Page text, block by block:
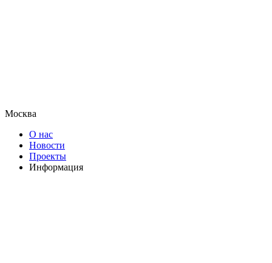
Москва
О нас
Новости
Проекты
Информация